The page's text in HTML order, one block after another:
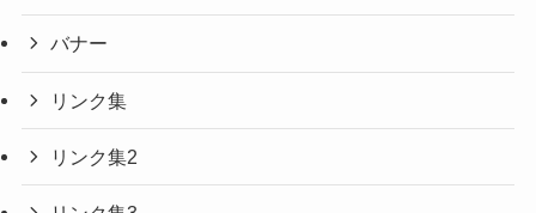
バナー
リンク集
リンク集2